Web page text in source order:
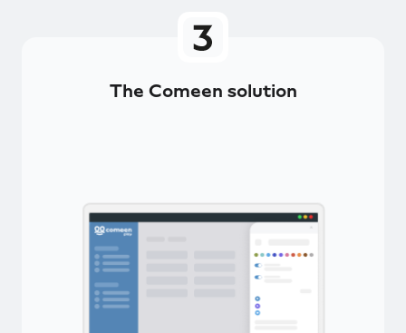
The Comeen solution